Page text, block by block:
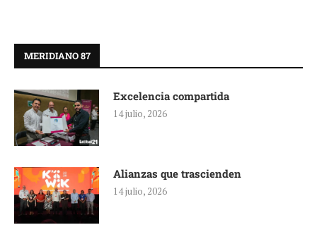
MERIDIANO 87
Excelencia compartida
14 julio, 2026
Alianzas que trascienden
14 julio, 2026